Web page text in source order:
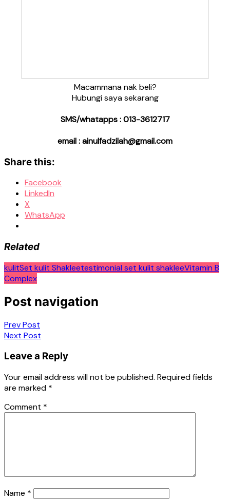
Macammana nak beli?
Hubungi saya sekarang
SMS/whatapps : 013-3612717
email : ainulfadzilah@gmail.com
Share this:
Facebook
LinkedIn
X
WhatsApp
Related
kulitSet kulit Shakleetestimonial set kulit shakleeVitamin B
Complex
Post navigation
Prev Post
Next Post
Leave a Reply
Your email address will not be published. Required fields
are marked *
Comment *
Name *